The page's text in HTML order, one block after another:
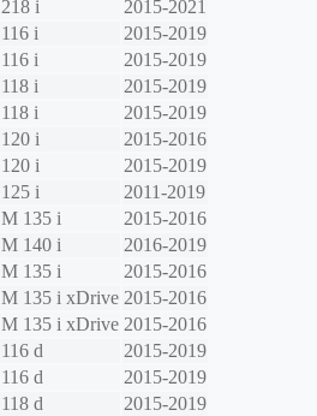
218 i
2015-2021
116 i
2015-2019
116 i
2015-2019
118 i
2015-2019
118 i
2015-2019
120 i
2015-2016
120 i
2015-2019
125 i
2011-2019
M 135 i
2015-2016
M 140 i
2016-2019
M 135 i
2015-2016
M 135 i xDrive 2015-2016
M 135 i xDrive 2015-2016
116 d
2015-2019
116 d
2015-2019
118 d
2015-2019